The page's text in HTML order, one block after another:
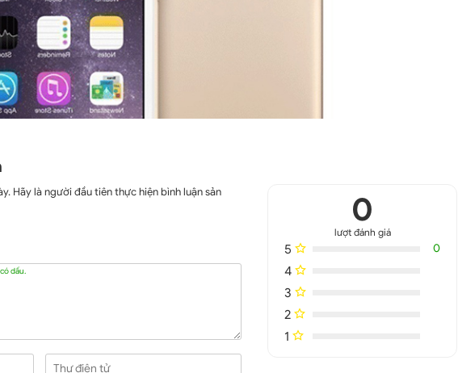
0
lượt đánh giá
5 0
4
3
2
1
Hãy là người đầu tiên thực hiện bình luận sản
dấu.
Thư điện tử